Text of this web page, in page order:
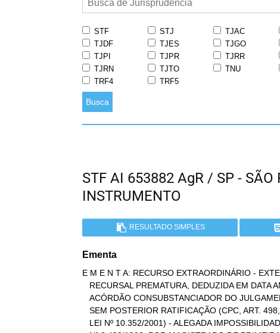
STF STJ TJAC
TJDF
TJES TJGO
TJPI
TJPR TJRR
TJRN
TJTO TNU
TRF4
TRF5
Busca
STF AI 653882 AgR / SP - SÃO
INSTRUMENTO
RESULTADO SIMPLES
Ementa
E M E N T A: RECURSO EXTRAORDINÁRIO -